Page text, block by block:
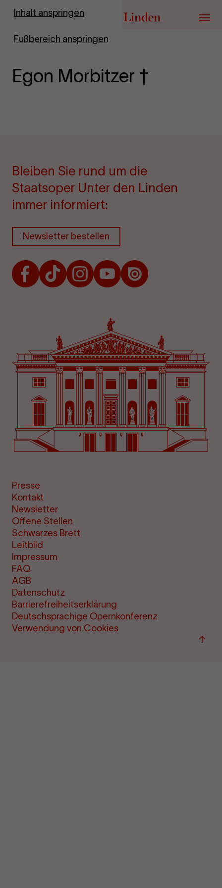
Inhalt anspringen
Fußbereich anspringen
Zur Startseite
Menü
Egon Morbitzer †
Bleiben Sie rund um die
Staatsoper Unter den Linden
immer informiert:
Newsletter bestellen
FacebookTikTokInstagramYoutubeIssuu
Presse
Kontakt
Newsletter
Offene Stellen
Schwarzes Brett
Leitbild
Impressum
FAQ
AGB
Datenschutz
Barrierefreiheitserklärung
Deutschsprachige Opernkonferenz
Verwendung von Cookies
Zum